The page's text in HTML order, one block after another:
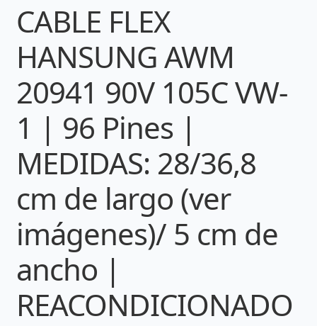
CABLE FLEX
HANSUNG AWM
20941 90V 105C VW-
1 | 96 Pines |
MEDIDAS: 28/36,8
cm de largo (ver
imágenes)/ 5 cm de
ancho |
REACONDICIONADO